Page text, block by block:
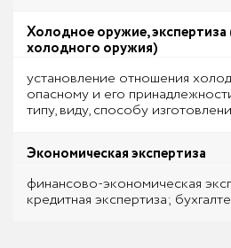
Холодное оружие, экспертиза
холодного оружия)
установление отношения
опасному и его
типу, виду, способу
Экономическая экспертиза
финансово-экономическая
кредитная экспертиза;